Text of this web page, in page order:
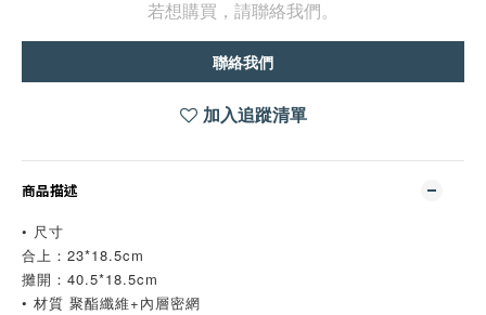
若想購買，請聯絡我們。
聯絡我們
加入追蹤清單
商品描述
• 尺寸
合上：23*18.5cm
攤開：40.5*18.5cm
• 材質 聚酯纖維+內層密網